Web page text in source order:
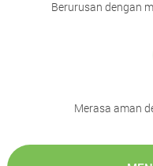
Berurusan dengan
Merasa aman